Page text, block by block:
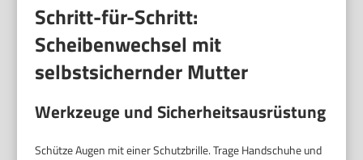
Schritt-für-Schritt:
Scheibenwechsel mit
selbstsichernder Mutter
Werkzeuge und Sicherheitsausrüstung
Schütze Augen mit einer Schutzbrille. Trage Handschuhe und